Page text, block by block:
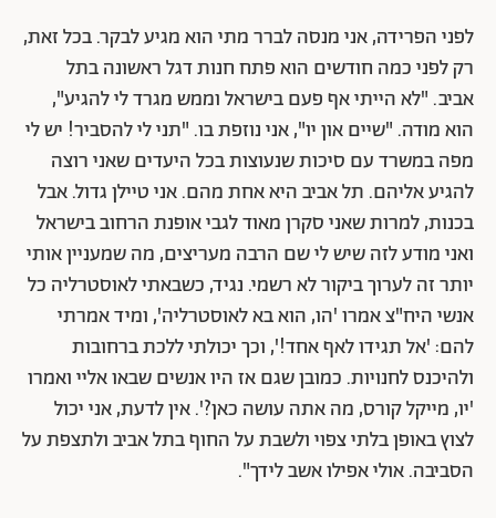
לפני הפרידה, אני מנסה לברר מתי הוא מגיע לבקר. בכל זאת,
רק לפני כמה חודשים הוא פתח חנות דגל ראשונה בתל
אביב. "לא הייתי אף פעם בישראל וממש מגרד לי להגיע",
הוא מודה. "שיים און יו", אני נוזפת בו. "תני לי להסביר! יש לי
מפה במשרד עם סיכות שנעוצות בכל היעדים שאני רוצה
להגיע אליהם. תל אביב היא אחת מהם. אני טיילן גדול. אבל
בכנות, למרות שאני סקרן מאוד לגבי אופנת הרחוב בישראל
ואני מודע לזה שיש לי שם הרבה מעריצים, מה שמעניין אותי
יותר זה לערוך ביקור לא רשמי. נגיד, כשבאתי לאוסטרליה כל
אנשי היח"צ אמרו 'הו, הוא בא לאוסטרליה', ומיד אמרתי
להם: 'אל תגידו לאף אחד!', וכך יכולתי ללכת ברחובות
ולהיכנס לחנויות. כמובן שגם אז היו אנשים שבאו אליי ואמרו
'יו, מייקל קורס, מה אתה עושה כאן?'. אין לדעת, אני יכול
לצוץ באופן בלתי צפוי ולשבת על החוף בתל אביב ולתצפת על
הסביבה. אולי אפילו אשב לידך".